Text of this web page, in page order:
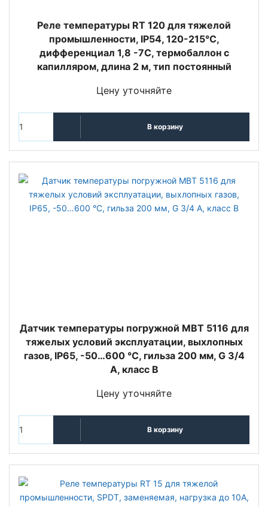
Реле температуры RT 120 для тяжелой
промышленности, IP54, 120-215°С,
дифференциал 1,8 -7С, термобаллон с
капилляром, длина 2 м, тип постоянный
Цену уточняйте
В корзину
Датчик температуры погружной MBT 5116 для
тяжелых условий эксплуатации, выхлопных
газов, IP65, -50…600 °C, гильза 200 мм, G 3/4
A, класс B
Цену уточняйте
В корзину